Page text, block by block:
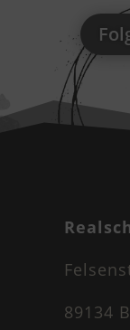
89134